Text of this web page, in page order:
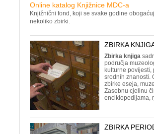
Online katalog Knjižnice MDC-a
Knjižnični fond, koji se svake godine
nekoliko zbirki.
ZBIRKA
Zbirka knjiga
područja
kulturne povijesti,
srodnih znanosti.
zbirke eseja,
Zasebnu cjelinu
enciklopedijama,
ZBIRKA